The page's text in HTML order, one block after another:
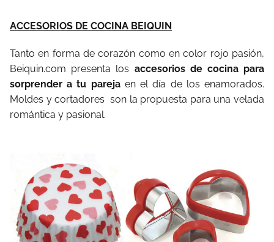
ACCESORIOS DE COCINA BEIQUIN
Tanto en forma de corazón como en color rojo pasión,
Beiquin.com presenta los accesorios de cocina para
sorprender a tu parejaen el día de los enamorados.
Moldes y cortadores son la propuesta para una velada
romántica y pasional.